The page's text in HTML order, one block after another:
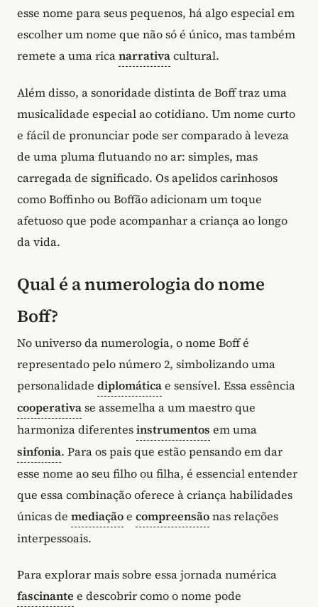
esse nome para seus pequenos, há algo especial em
escolher um nome que não só é único, mas também
remete a uma ricanarrativacultural.
Além disso, a sonoridade distinta de Boff traz uma
musicalidade especial ao cotidiano. Um nome curto
e fácil de pronunciar pode ser comparado à leveza
de uma pluma flutuando no ar: simples, mas
carregada de significado. Os apelidos carinhosos
como Boffinho ou Boffão adicionam um toque
afetuoso que pode acompanhar a criança ao longo
da vida.
Qual é a numerologia do nome
Boff?
No universo da numerologia, o nome Boff é
representado pelo número 2, simbolizando uma
personalidade diplomáticae sensível. Essa essência
cooperativase assemelha a um maestro que
harmoniza diferentesinstrumentos em uma
sinfonia. Para os pais que estão pensando em dar
esse nome ao seu filho ou filha, é essencial entender
que essa combinação oferece à criança habilidades
únicas de mediaçãoe compreensãonas relações
interpessoais.
Para explorar mais sobre essa jornada numérica
fascinante e descobrir como o nome pode